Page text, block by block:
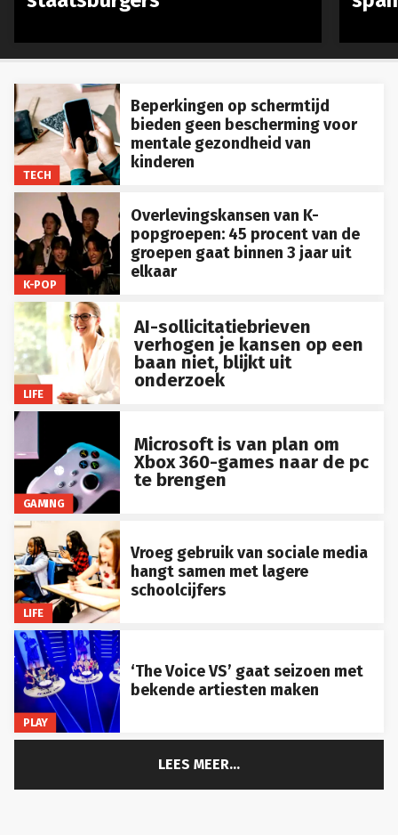
bieden geen bescherming voor
mentale gezondheid van
kinderen
K-POP
popgroepen: 45 procent van de
groepen gaat binnen 3 jaar uit
elkaar
LIFE
verhogen je kansen op een
baan niet, blijkt uit
onderzoek
GAMING
Xbox 360-games naar de pc
te brengen
LIFE
hangt samen met lagere
schoolcijfers
PLAY
bekende artiesten maken